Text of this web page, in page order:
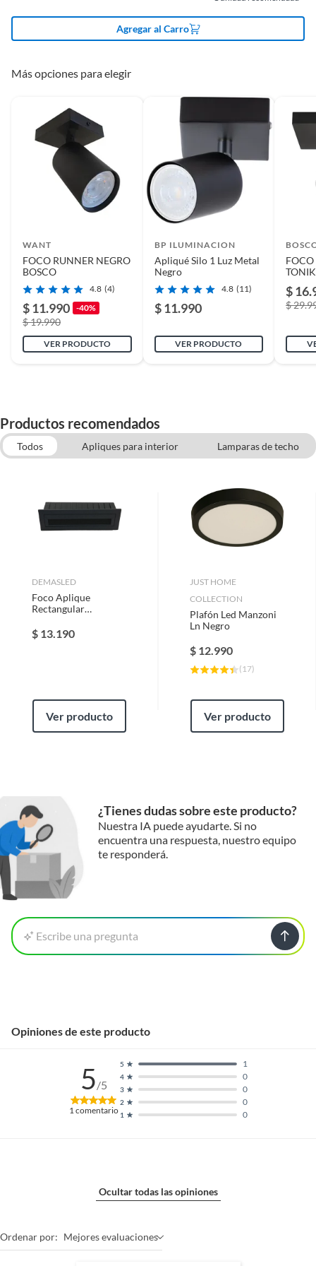
Apliques para interior
Color de luz
Potencia máxima
Diámetro 6cm
GU10
Alto 11.5
Color negro
Largo del cable 10cm
Cantidad de
ampolletas/tubos
1
Tipo Apliqués Focos y Plafones
Agregar al Carro
Más opciones para elegir
WANT
FOCO RUNNER NEGRO
BOSCO
4.8 (4)
$ 11.990 -40%
$ 19.990
VER PRODUCTO
BP ILUMINACION
Apliqué Silo 1 Luz Metal
Negro
4.8 (11)
$ 11.990
VER PRODUCTO
$
$
Productos recomendados
Todos Apliques para interior
Lamparas de techo
DEMASLED
Foco Aplique
Rectangular
Pared Luz Neutra 6w
$ 13.190
Ver producto
JUST HOME
COLLECTION
Plafón Led Manzoni
Ln Negro
$ 12.990
( 17)
Ver producto
¿Tienes dudas sobre este producto?
Nuestra IA puede ayudarte. Si no
encuentra una respuesta, nuestro equipo
te responderá.
Escribe una pregunta
Opiniones de este producto
5/5
1comentario 1 0
2 0
3 0
4 0
5 1
Ocultar todas las opiniones
Ordenar por: Mejores evaluaciones